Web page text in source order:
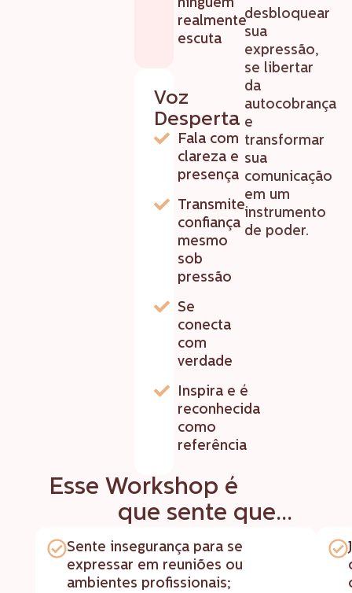
ninguém
realmente
escuta
Voz
Desperta
Fala com
clareza e
presença
Transmite
confiança
mesmo
sob
pressão
Se
conecta
com
verdade
Inspira e é
reconhecida
como
referência
desbloquear
sua
expressão,
se libertar
da
autocobrança
e
transformar
sua
comunicação
em um
instrumento
de poder.
Esse Workshop é
que sente que...
Sente insegurança para se
expressar em reuniões ou
ambientes profissionais;